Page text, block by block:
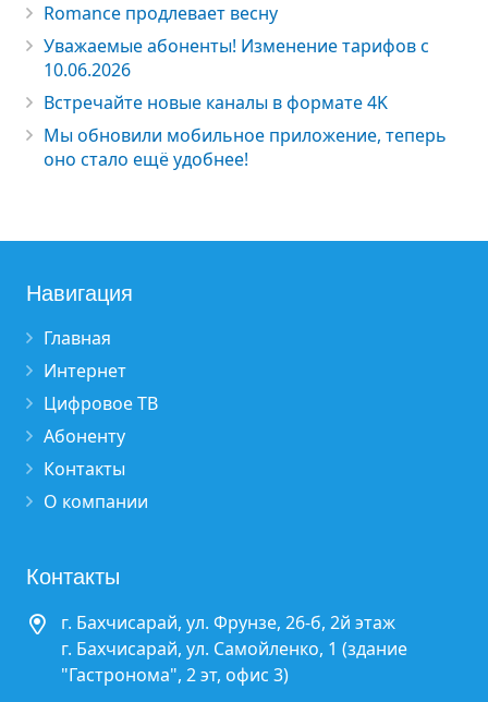
Romance продлевает весну
Уважаемые абоненты! Изменение тарифов с
10.06.2026
Встречайте новые каналы в формате 4K
Мы обновили мобильное приложение, теперь
оно стало ещё удобнее!
Навигация
Главная
Интернет
Цифровое ТВ
Абоненту
Контакты
О компании
Контакты
г. Бахчисарай, ул. Фрунзе, 26-б, 2й этаж
г. Бахчисарай, ул. Самойленко, 1 (здание
"Гастронома", 2 эт, офис 3)